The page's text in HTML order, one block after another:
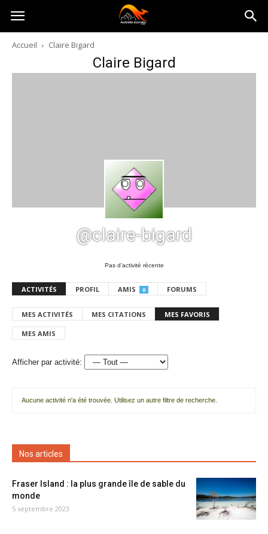
Australia-
australie.com
Accueil Claire Bigard
Claire Bigard
@claire-bigard
Pas d’activité récente
ACTIVITÉS PROFIL AMIS 0 FORUMS
MES ACTIVITÉS MES CITATIONS MES FAVORIS
MES AMIS
Afficher par activité:
Aucune activité n'a été trouvée. Utilisez un autre filtre de recherche.
Nos articles
Fraser Island : la plus grande île de sable du
monde
5 septembre 2023